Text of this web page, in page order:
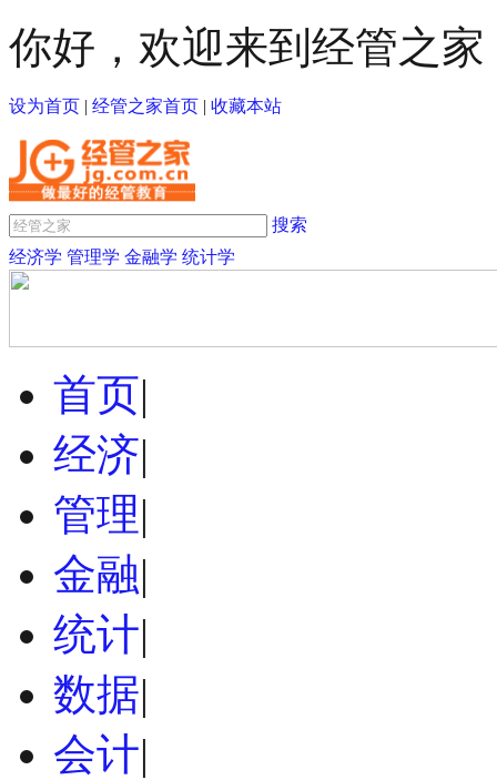
你好，欢迎来到经管之家
设为首页 | 经管之家首页 | 收藏本站
搜索
经济学 管理学 金融学 统计学
首页|
经济|
管理|
金融|
统计|
数据|
会计|